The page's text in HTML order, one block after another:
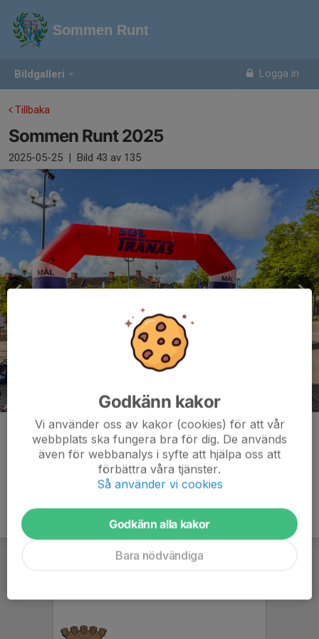
Bildgalleri Logga in
Sommen Runt
Tillbaka
Sommen Runt 2025
2025-05-25 | Bild 43 av 135
Kommentarer
Godkänn kakor
Vi använder oss av kakor (cookies) för att vår
webbplats ska fungera bra för dig. De används
även för webbanalys i syfte att hjälpa oss att
förbättra våra tjänster.
Så använder vi cookies
Godkänn alla kakor
Bara nödvändiga